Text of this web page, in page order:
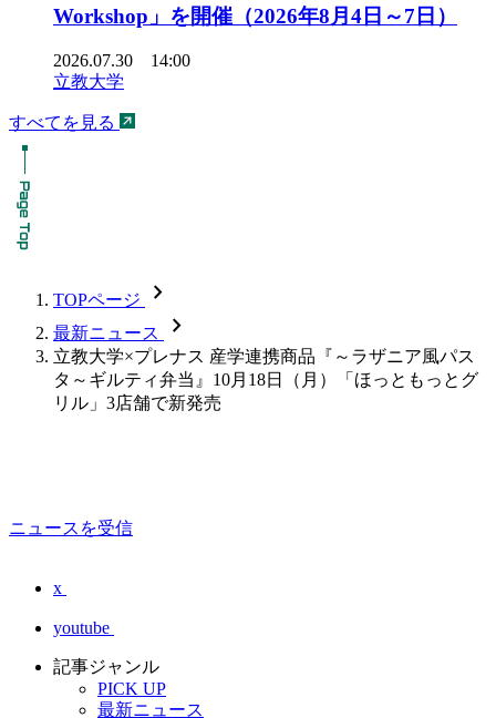
Workshop」を開催（2026年8月4日～7日）
2026.07.30 14:00
立教大学
すべてを見る
TOPページ chevron_forward
最新ニュース chevron_forward
立教大学×プレナス 産学連携商品『～ラザニア風パス
タ～ギルティ弁当』10月18日（月）「ほっともっとグ
リル」3店舗で新発売
ニュースを受信
x
youtube
記事ジャンル
PICK UP
最新ニュース